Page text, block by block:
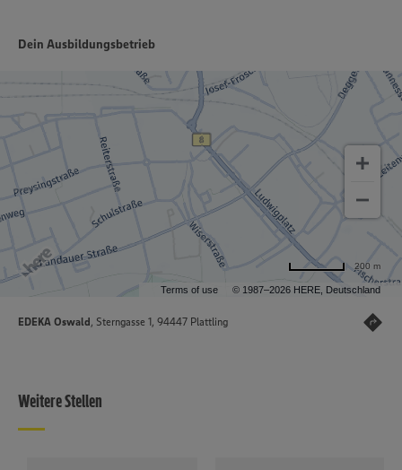
Dein Ausbildungsbetrieb
Terms of use © 1987–2026 HERE, Deutschland
200 m
EDEKA Oswald, Sterngasse 1, 94447 Plattling
Weitere Stellen